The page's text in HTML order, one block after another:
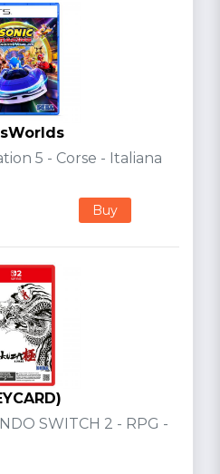
5 - Corse - Italiana
Buy
SWITCH 2 - RPG -